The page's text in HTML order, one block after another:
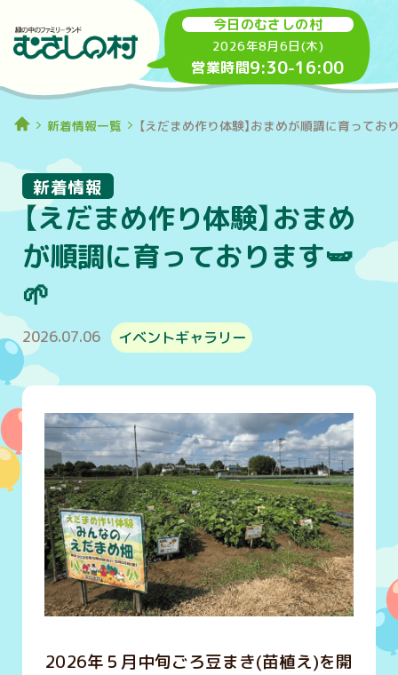
今日のむさしの村
2026年8月6日(木)
営業時間9:30-16:00
新着情報一覧 【えだまめ作り体験】おまめが順調に育ってお
【えだまめ作り体験】おまめ
が順調に育っております🫛
🌱
新着情報
2026.07.06 イベントギャラリー
2026年５月中旬ごろ豆まき(苗植え)を開